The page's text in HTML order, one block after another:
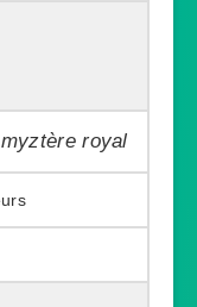
royal